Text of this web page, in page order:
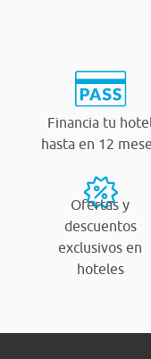
Financia tu hotel
hasta en 12
Ofertas y
descuentos
exclusivos en
hoteles